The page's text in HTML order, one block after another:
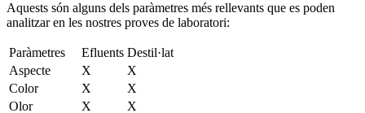
Aquests són alguns dels paràmetres més rellevants que es poden
analitzar en les nostres proves de laboratori:
Paràmetres Efluents Destil·lat
Aspecte
X
X
Color
X
X
Olor
X
X